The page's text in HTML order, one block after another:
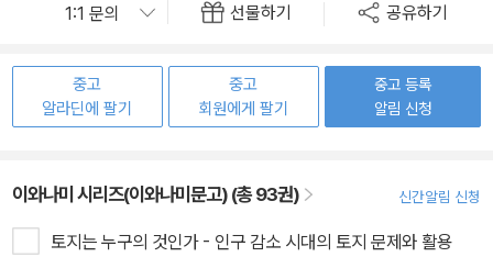
선물하기 공유하기
중고
알라딘에 팔기
중고
회원에게 팔기
중고 등록
알림 신청
이와나미 시리즈(이와나미문고) (총 93권) 신간알림 신청
토지는 누구의 것인가 - 인구 감소 시대의 토지 문제와 활용